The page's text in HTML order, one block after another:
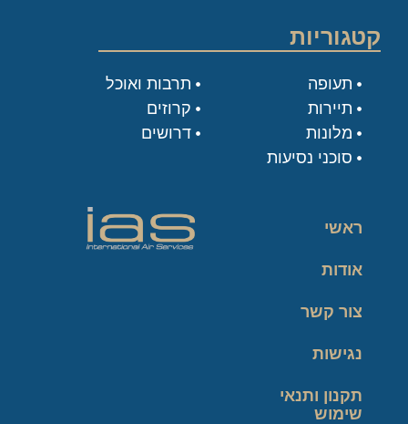
קטגוריות
תעופה
תיירות
מלונות
סוכני נסיעות
תרבות ואוכל
קרוזים
דרושים
ראשי
אודות
צור קשר
נגישות
תקנון ותנאי
שימוש